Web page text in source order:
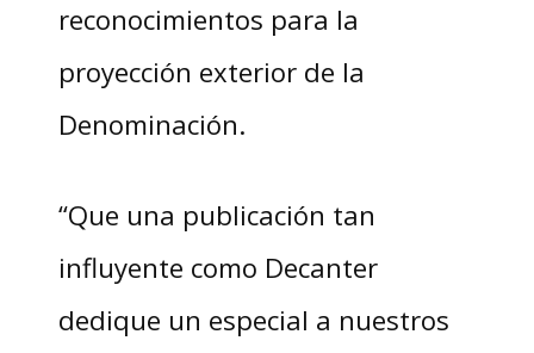
reconocimientos para la
proyección exterior de la
Denominación.
“Que una publicación tan
influyente como Decanter
dedique un especial a nuestros